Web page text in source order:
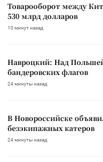
Товарооборот между
530 млрд долларов
10 минут назад
Навроцкий: Над
бандеровских флагов
24 минуты назад
В Новороссийске
безэкипажных катеров
24 минуты назад